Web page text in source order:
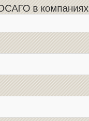
в компаниях